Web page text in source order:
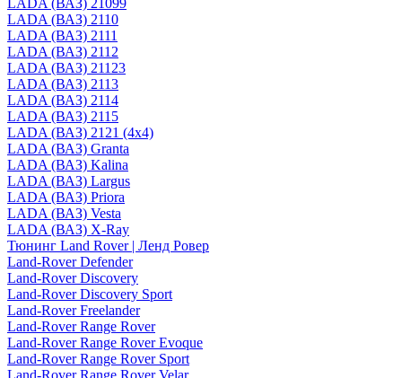
LADA (ВАЗ) 21099
LADA (ВАЗ) 2110
LADA (ВАЗ) 2111
LADA (ВАЗ) 2112
LADA (ВАЗ) 21123
LADA (ВАЗ) 2113
LADA (ВАЗ) 2114
LADA (ВАЗ) 2115
LADA (ВАЗ) 2121 (4x4)
LADA (ВАЗ) Granta
LADA (ВАЗ) Kalina
LADA (ВАЗ) Largus
LADA (ВАЗ) Priora
LADA (ВАЗ) Vesta
LADA (ВАЗ) X-Ray
Тюнинг Land Rover | Ленд Ровер
Land-Rover Defender
Land-Rover Discovery
Land-Rover Discovery Sport
Land-Rover Freelander
Land-Rover Range Rover
Land-Rover Range Rover Evoque
Land-Rover Range Rover Sport
Land-Rover Range Rover Velar